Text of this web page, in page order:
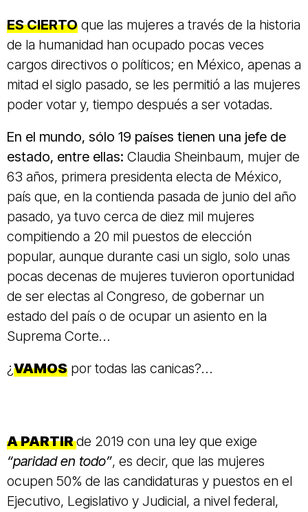
ES CIERTO que las mujeres a través de la historia
de la humanidad han ocupado pocas veces
cargos directivos o políticos; en México, apenas a
mitad el siglo pasado, se les permitió a las mujeres
poder votar y, tiempo después a ser votadas.
En el mundo, sólo 19 países tienen una jefe de
estado, entre ellas: Claudia Sheinbaum, mujer de
63 años, primera presidenta electa de México,
país que, en la contienda pasada de junio del año
pasado, ya tuvo cerca de diez mil mujeres
compitiendo a 20 mil puestos de elección
popular, aunque durante casi un siglo, solo unas
pocas decenas de mujeres tuvieron oportunidad
de ser electas al Congreso, de gobernar un
estado del país o de ocupar un asiento en la
Suprema Corte…
¿VAMOS por todas las canicas?…
A PARTIRde 2019 con una ley que exige
“paridad en todo”, es decir, que las mujeres
ocupen 50% de las candidaturas y puestos en el
Ejecutivo, Legislativo y Judicial, a nivel federal,